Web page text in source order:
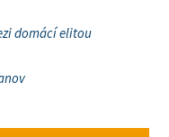
domácí elitou